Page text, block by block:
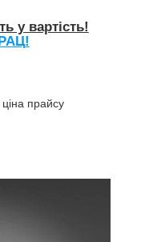
у вартість!
прайсу